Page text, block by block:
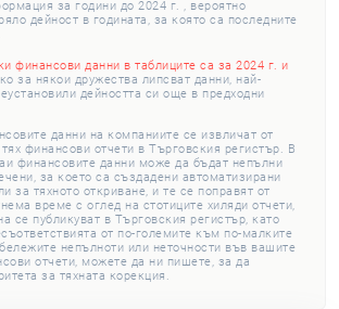
за години до 2024 г. , вероятно
дейност в годината, за която са последните
финансови данни в таблиците са за 2024 г. и
за някои дружества липсват данни, най-
дейността си още в предходни
данни на компаниите се извличат от
тях финансови отчети в Търговския регистър. В
финансовите данни може да бъдат непълни
за което са създадени автоматизирани
за тяхното откриване, и те се поправят от
време с оглед на стотиците хиляди отчети,
се публикуват в Търговския регистър, като
от по-големите към по-малките
непълноти или неточности във вашите
отчети, можете да ни пишете, за да
за тяхната корекция.